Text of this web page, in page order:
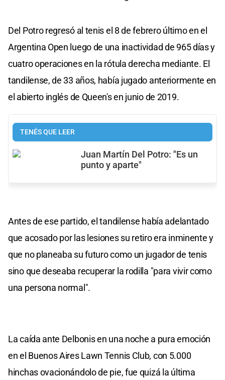
Del Potro regresó al tenis el 8 de febrero último en el
Argentina Open luego de una inactividad de 965 días y
cuatro operaciones en la rótula derecha mediante. El
tandilense, de 33 años, había jugado anteriormente en
el abierto inglés de Queen's en junio de 2019.
TENÉS QUE LEER
Juan Martín Del Potro: "Es un
punto y aparte"
Antes de ese partido, el tandilense había adelantado
que acosado por las lesiones su retiro era inminente y
que no planeaba su futuro como un jugador de tenis
sino que deseaba recuperar la rodilla "para vivir como
una persona normal".
La caída ante Delbonis en una noche a pura emoción
en el Buenos Aires Lawn Tennis Club, con 5.000
hinchas ovacionándolo de pie, fue quizá la última